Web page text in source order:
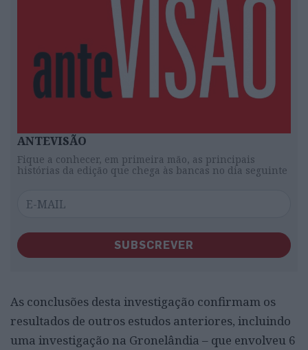
ANTEVISÃO
Fique a conhecer, em primeira mão, as principais
histórias da edição que chega às bancas no dia seguinte
SUBSCREVER
As conclusões desta investigação confirmam os
resultados de outros estudos anteriores, incluindo
uma investigação na Gronelândia – que envolveu 6